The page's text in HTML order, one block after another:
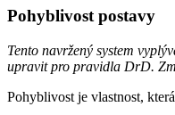
Pohyblivost postavy
Tento navržený system
upravit pro pravidla DrD.
Pohyblivost je vlastnost,